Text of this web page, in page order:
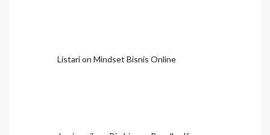
Listarion Mindset Bisnis Online